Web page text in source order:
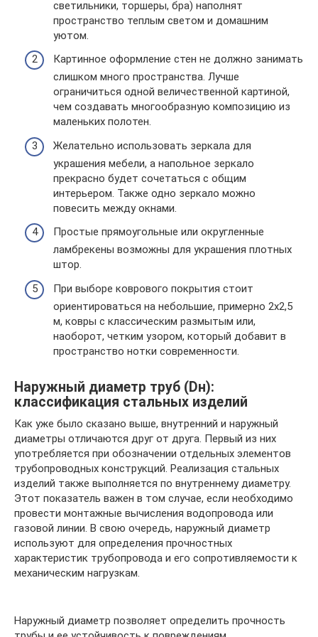
светильники, торшеры, бра) наполнят
пространство теплым светом и домашним
уютом.
Картинное оформление стен не должно занимать
слишком много пространства. Лучше
ограничиться одной величественной картиной,
чем создавать многообразную композицию из
маленьких полотен.
Желательно использовать зеркала для
украшения мебели, а напольное зеркало
прекрасно будет сочетаться с общим
интерьером. Также одно зеркало можно
повесить между окнами.
Простые прямоугольные или округленные
ламбрекены возможны для украшения плотных
штор.
При выборе коврового покрытия стоит
ориентироваться на небольшие, примерно 2х2,5
м, ковры с классическим размытым или,
наоборот, четким узором, который добавит в
пространство нотки современности.
Наружный диаметр труб (Dн):
классификация стальных изделий
Как уже было сказано выше, внутренний и наружный
диаметры отличаются друг от друга. Первый из них
употребляется при обозначении отдельных элементов
трубопроводных конструкций. Реализация стальных
изделий также выполняется по внутреннему диаметру.
Этот показатель важен в том случае, если необходимо
провести монтажные вычисления водопровода или
газовой линии. В свою очередь, наружный диаметр
используют для определения прочностных
характеристик трубопровода и его сопротивляемости к
механическим нагрузкам.
Наружный диаметр позволяет определить прочность